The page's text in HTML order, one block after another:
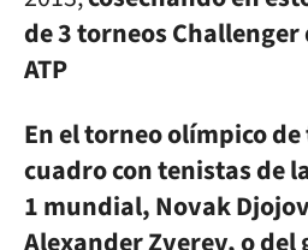
de 3 torneos
ATP
En el torneo olímpico
cuadro con tenistas de
1 mundial, Novak